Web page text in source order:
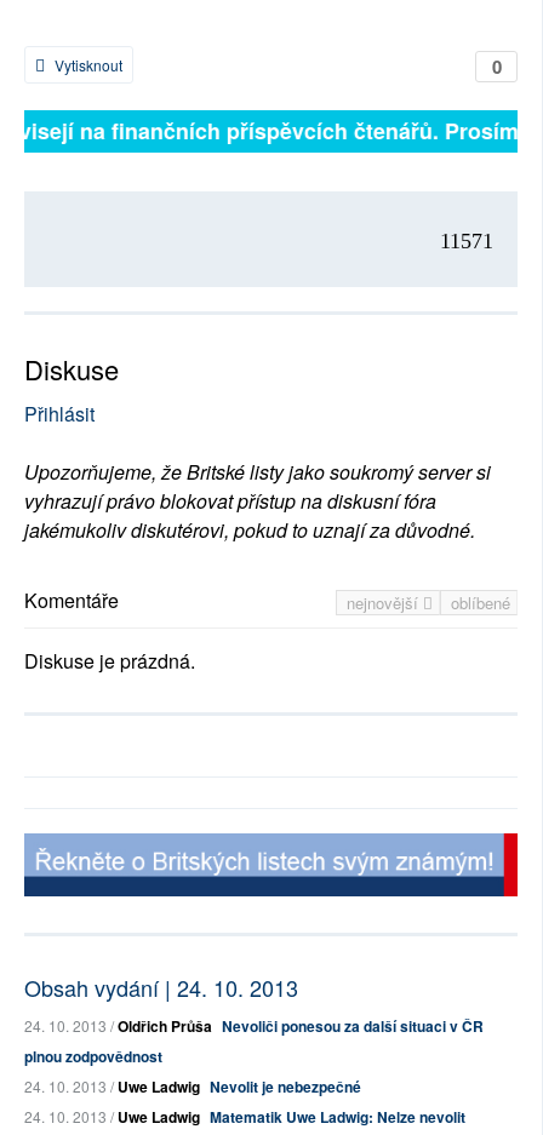
0
Vytisknout
na finančních příspěvcích čtenářů. Prosíme,
11571
Diskuse
Přihlásit
Upozorňujeme, že Britské listy jako soukromý server si
vyhrazují právo blokovat přístup na diskusní fóra
jakémukoliv diskutérovi, pokud to uznají za důvodné.
nejnovější oblíbené
Komentáře
Diskuse je prázdná.
Obsah vydání | 24. 10. 2013
24. 10. 2013 /Oldřich Průša Nevoliči ponesou za další situaci v ČR
plnou zodpovědnost
24. 10. 2013 /Uwe Ladwig Nevolit je nebezpečné
24. 10. 2013 /Uwe Ladwig Matematik Uwe Ladwig: Nelze nevolit